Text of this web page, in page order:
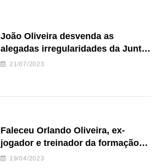
João Oliveira desvenda as
alegadas irregularidades da Junta
de Freguesia S. João de Ver
21/07/2023
Faleceu Orlando Oliveira, ex-
jogador e treinador da formação
de andebol do Feirense
19/04/2023